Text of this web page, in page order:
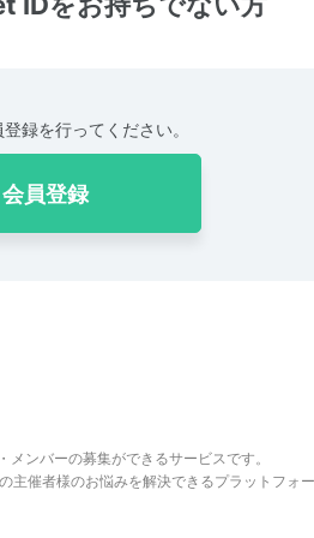
録を行ってください。
会員登録
ンバーの募集ができるサービスです。
催者様のお悩みを解決できるプラットフォー